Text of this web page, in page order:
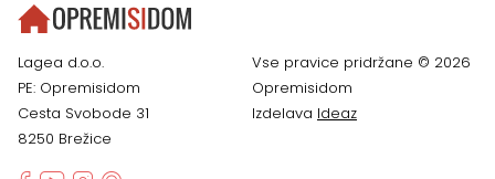
Lagea d.o.o.
PE: Opremisidom
Cesta Svobode 31
8250 Brežice
Vse pravice pridržane © 2026
Opremisidom
Izdelava Ideaz